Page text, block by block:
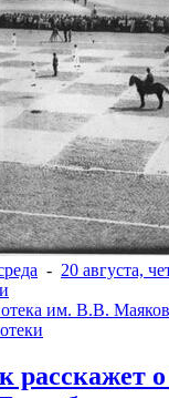
- 20 августа,
им. В.В.
расскажет